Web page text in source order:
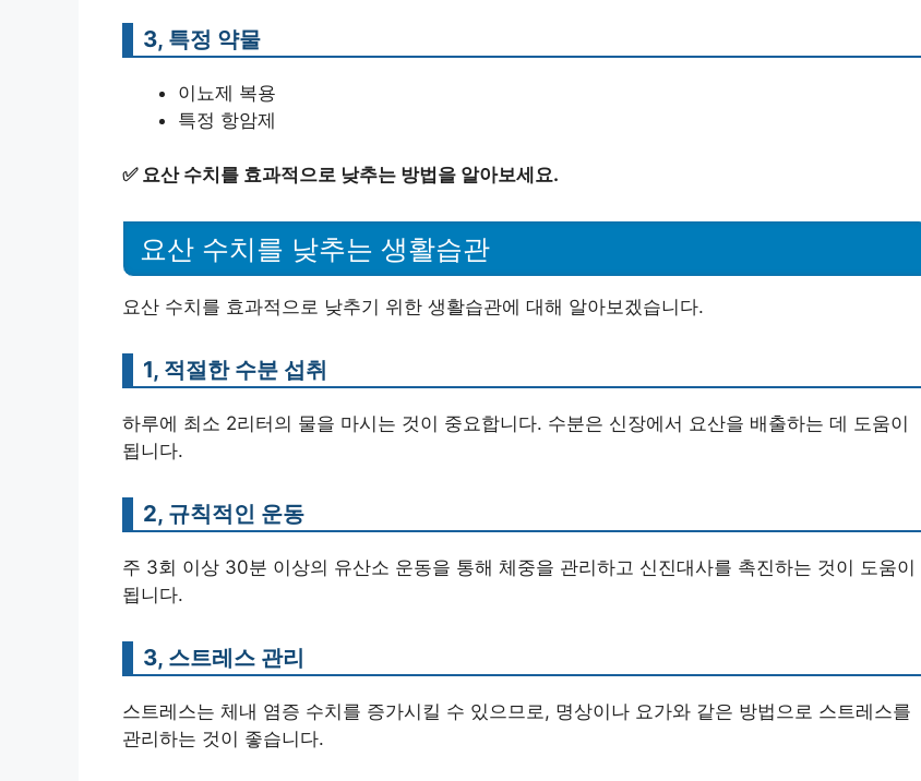
3, 특정 약물
이뇨제 복용
특정 항암제
✅ 요산 수치를 효과적으로 낮추는 방법을 알아보세요.
요산 수치를 낮추는 생활습관
요산 수치를 효과적으로 낮추기 위한 생활습관에 대해 알아보겠습니다.
1, 적절한 수분 섭취
하루에 최소 2리터의 물을 마시는 것이 중요합니다. 수분은 신장에서 요산을 배출하는 데 도움이
됩니다.
2, 규칙적인 운동
주 3회 이상 30분 이상의 유산소 운동을 통해 체중을 관리하고 신진대사를 촉진하는 것이 도움이
됩니다.
3, 스트레스 관리
스트레스는 체내 염증 수치를 증가시킬 수 있으므로, 명상이나 요가와 같은 방법으로 스트레스를
관리하는 것이 좋습니다.